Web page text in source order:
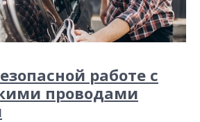
работе с
проводами